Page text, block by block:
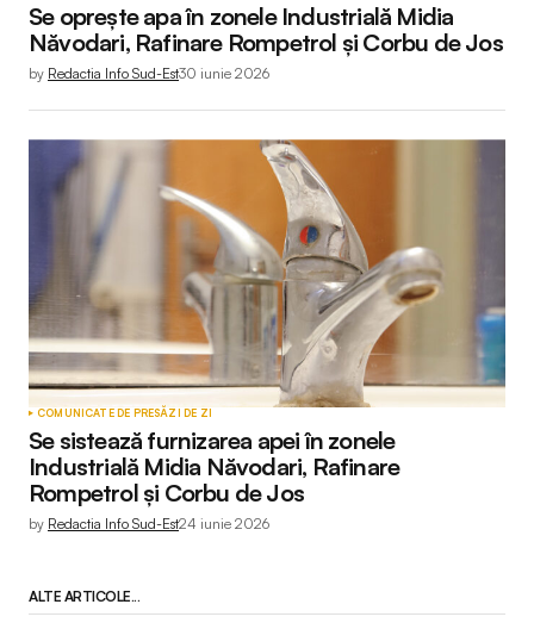
Se oprește apa în zonele Industrială Midia
Năvodari, Rafinare Rompetrol și Corbu de Jos
by Redactia Info Sud-Est30 iunie 2026
COMUNICATE DE PRESĂZI DE ZI
Se sistează furnizarea apei în zonele
Industrială Midia Năvodari, Rafinare
Rompetrol și Corbu de Jos
by Redactia Info Sud-Est24 iunie 2026
ALTE ARTICOLE...